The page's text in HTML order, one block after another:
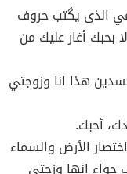
الذى يگتب حروف
بحبك أغار عليك من
هذا انا وزوجتي
أحبك.
الأرض والسماء
حواء انها وزجتي